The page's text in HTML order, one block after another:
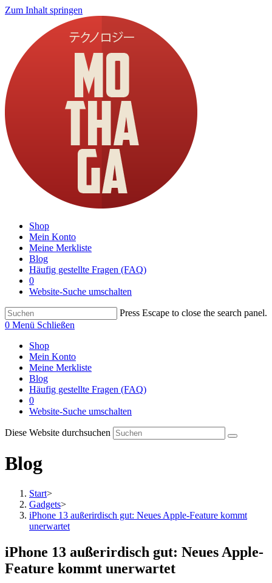
Zum Inhalt springen
Shop
Mein Konto
Meine Merkliste
Blog
Häufig gestellte Fragen (FAQ)
0
Website-Suche umschalten
Press Escape to close the search panel.
0 Menü Schließen
Shop
Mein Konto
Meine Merkliste
Blog
Häufig gestellte Fragen (FAQ)
0
Website-Suche umschalten
Diese Website durchsuchen
Blog
Start>
Gadgets>
iPhone 13 außerirdisch gut: Neues Apple-Feature kommt
unerwartet
iPhone 13 außerirdisch gut: Neues Apple-
Feature kommt unerwartet